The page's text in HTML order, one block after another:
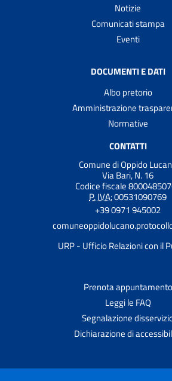
Notizie
Comunicati stampa
Eventi
DOCUMENTI E DATI
Albo pretorio
Amministrazione
Normative
CONTATTI
Comune di Oppido
Via Bari, N. 16
Codice fiscale
P. IVA:00531090769
+39 0971 945002
URP - Ufficio Relazioni con il
Prenota appuntamento
Leggi le FAQ
Segnalazione
Dichiarazione di